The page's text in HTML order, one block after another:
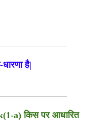
है|
a) किस पर आधारित